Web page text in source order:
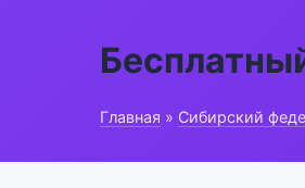
Главная » Сибирский